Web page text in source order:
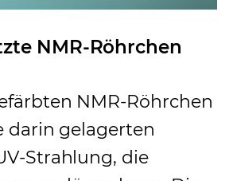
NMR-Röhrchen
NMR-Röhrchen
darin gelagerten
Strahlung, die